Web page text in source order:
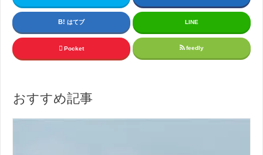
はてブ LINE
Pocket feedly
おすすめ記事